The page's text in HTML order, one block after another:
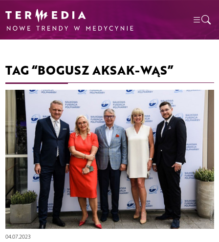
TAG “BOGUSZ AKSAK-WĄS”
04.07.2023